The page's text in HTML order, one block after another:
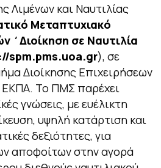
Λιμένων και Ναυτιλίας
Μεταπτυχιακό
΄Διοίκηση σε Ναυτιλία
://spm.pms.uoa.gr), σε
Διοίκησης Επιχειρήσεων
ΕΚΠΑ. Το ΠΜΣ παρέχει
γνώσεις, με ευέλικτη
υψηλή κατάρτιση και
δεξιότητες, για
αποφοίτων στην αγορά